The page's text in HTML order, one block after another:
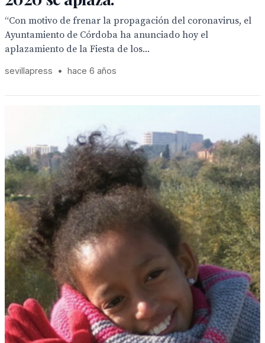
“Con motivo de frenar la propagación del coronavirus, el
Ayuntamiento de Córdoba ha anunciado hoy el
aplazamiento de la Fiesta de los...
sevillapress • hace 6 años